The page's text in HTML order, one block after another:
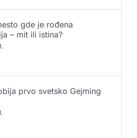
gde je rođena
– mit ili istina?
prvo svetsko Gejming